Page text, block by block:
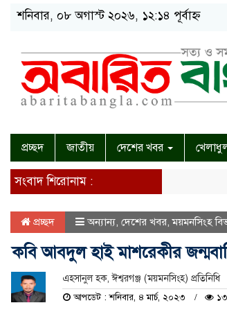
শনিবার, ০৮ অগাস্ট ২০২৬, ১২:১৪ পূর্বাহ্ন
প্রচ্ছদ জাতীয় দেশের খবর
সংবাদ শিরোনাম :
প্রচ্ছদ অন্যান্য, দেশের খবর,ময়মনসিংহ
কবি আবদুল হাই মাশরেকীর
এহসানুল হক, ঈশ্বরগঞ্জ (ময়মনসিংহ) প্রতিনিধি
আপডেট : শনিবার, ৪ মার্চ, ২০২৩